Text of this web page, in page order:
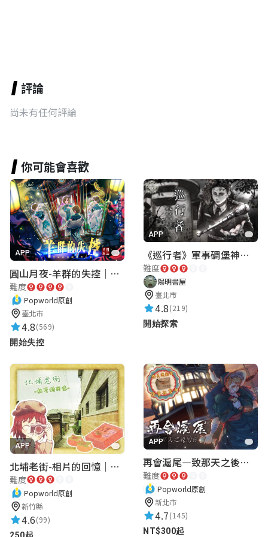
評論
尚未有任何評論
你可能會喜歡
APP
圓山月夜-羊群的失控｜圓山飯店 ARG實境解謎遊戲
難度
Popworld原創
臺北市
4.8(569)
開始失控
APP
《巡行者》軍事碉堡神秘探索｜陽明書屋實境遊戲
難度
陽明書屋
臺北市
4.8(219)
開始探索
APP
北埔老街-相片的回憶｜新竹老街城市解謎
難度
Popworld原創
新竹縣
4.6(99)
APP
再會滬尾—致那天之後的你｜淡水老街實境遊戲｜實體遊戲盒
難度
Popworld原創
新北市
4.7(145)
NT$300起